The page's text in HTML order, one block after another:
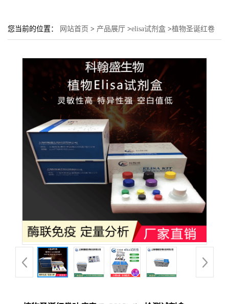
您当前的位置： 网站首页 > 产品展厅 >elisa试剂盒 >植物圣诞红卷